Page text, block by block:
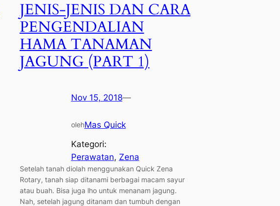
JENIS-JENIS DAN CARA
PENGENDALIAN
HAMA TANAMAN
JAGUNG (PART 1)
Nov 15, 2018—
olehMas Quick
Kategori:
Perawatan, Zena
Setelah tanah diolah menggunakan Quick Zena
Rotary, tanah siap ditanami berbagai macam sayur
atau buah. Bisa juga lho untuk menanam jagung.
Nah, setelah jagung ditanam dan tumbuh dengan